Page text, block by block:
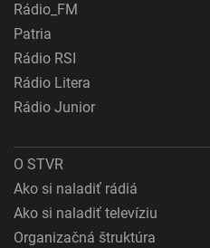
Rádio_FM
Patria
Rádio RSI
Rádio Litera
Rádio Junior
O STVR
Ako si naladiť rádiá
Ako si naladiť televíziu
Organizačná štruktúra